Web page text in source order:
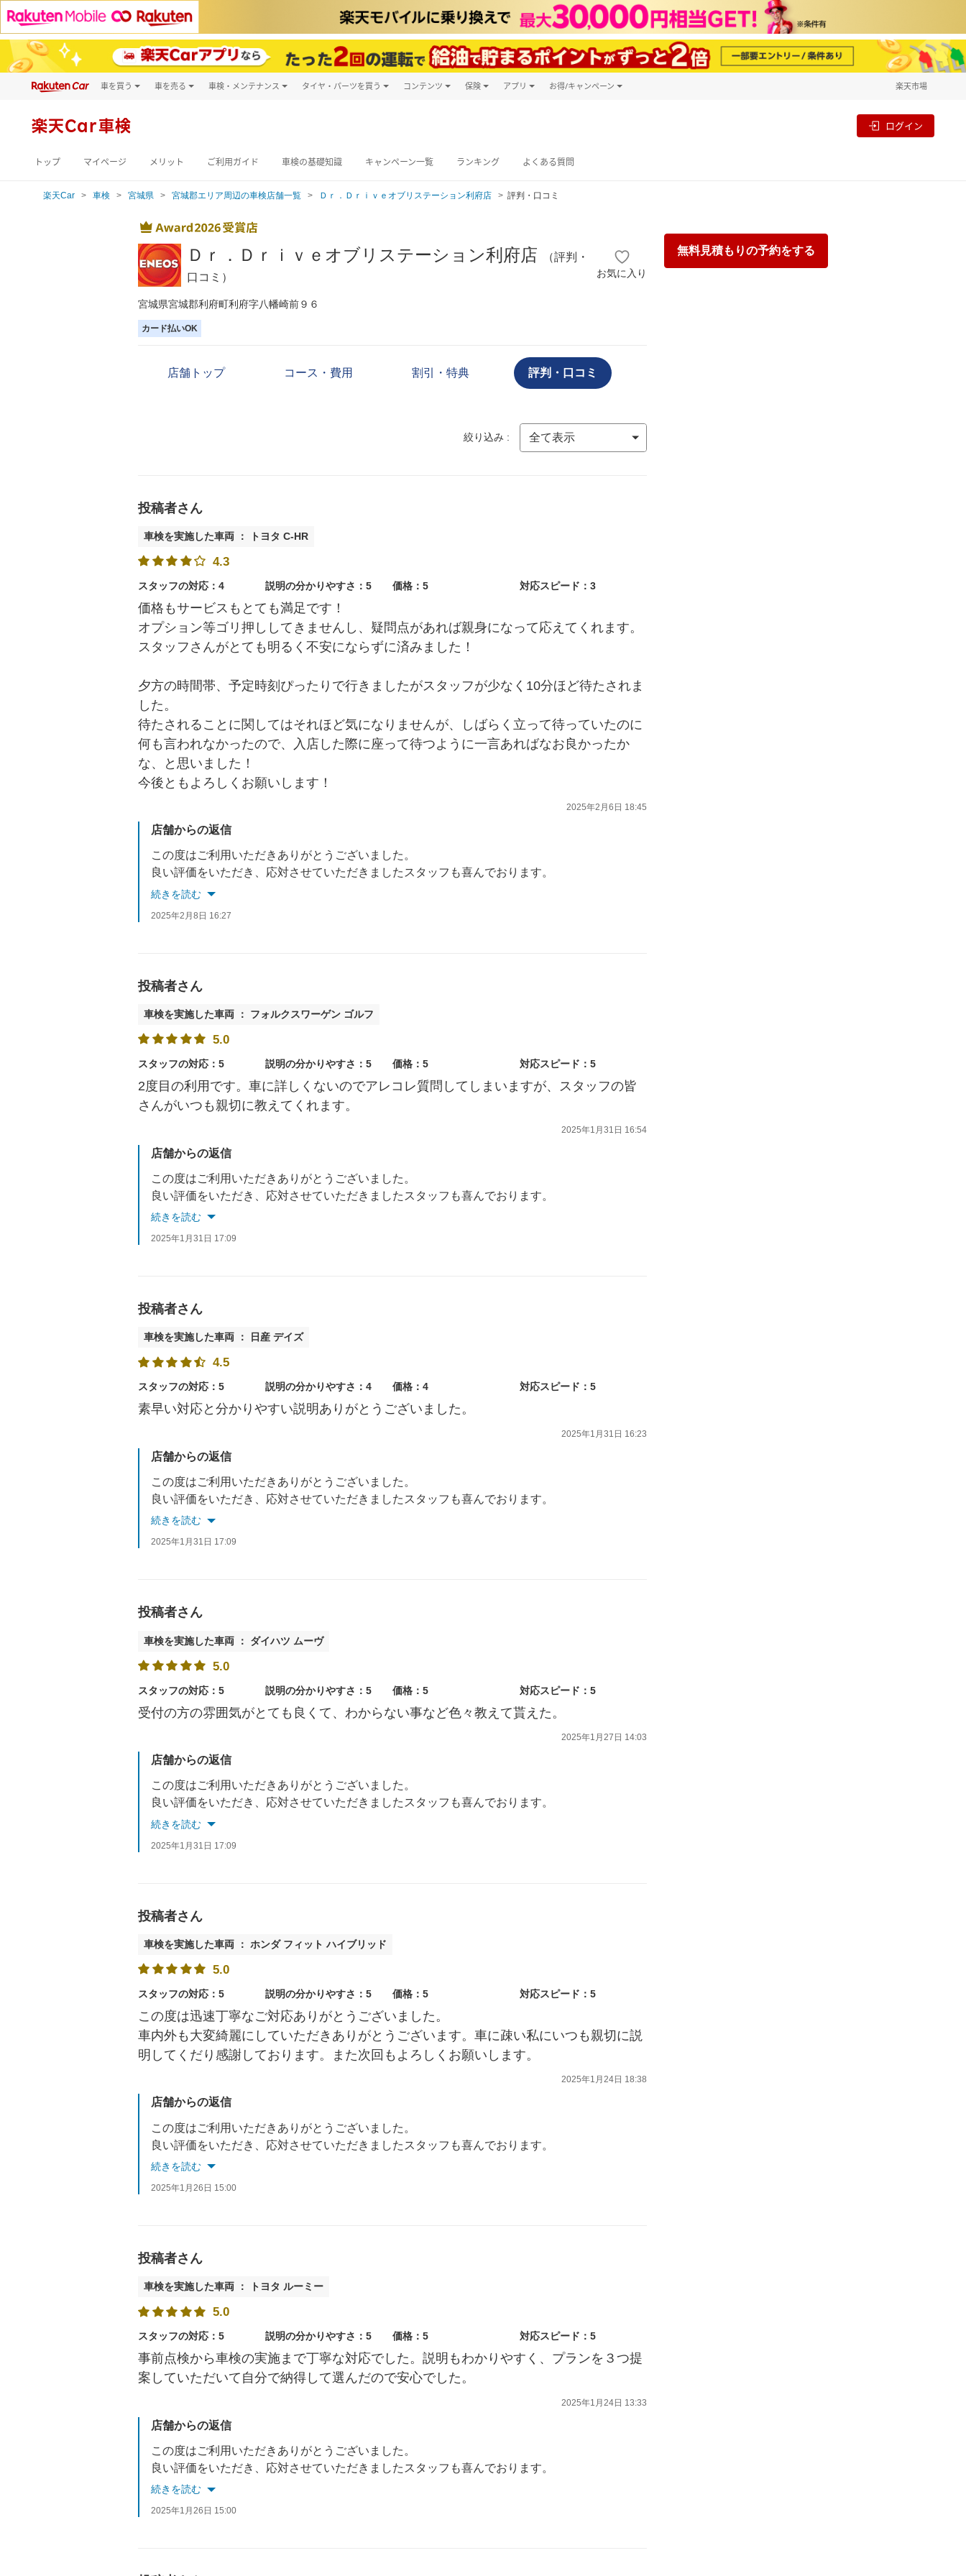
車を買う
新車
車を売る 車検・メンテナンス タイヤ・パーツを買う コンテンツ 保険 アプリ お得/キャンペーン 楽天市場
楽天Car車検 ログイン
トップ マイページ メリット ご利用ガイド 車検の基礎知識 キャンペーン一覧 ランキング よくある質問
楽天Car 車検 宮城県 宮城郡エリア周辺の車検店舗一覧 Ｄｒ．Ｄｒｉｖｅオブリステーション利府店 評判・口コミ
無料見積もりの予約をする
Ｄｒ．Ｄｒｉｖｅオブリステーション利府店
（評判・
口コミ）
お気に入り
宮城県宮城郡利府町利府字八幡崎前９６
カード払いOK
店舗トップ コース・費用 割引・特典 評判・口コミ
絞り込み :
投稿者さん
車検を実施した車両 ： トヨタ C-HR
4.3
スタッフの対応：4 説明の分かりやすさ：5 価格：5 対応スピード：3
価格もサービスもとても満足です！
オプション等ゴリ押ししてきませんし、疑問点があれば親身になって応えてくれます。
スタッフさんがとても明るく不安にならずに済みました！
夕方の時間帯、予定時刻ぴったりで行きましたがスタッフが少なく10分ほど待たされま
した。
待たされることに関してはそれほど気になりませんが、しばらく立って待っていたのに
何も言われなかったので、入店した際に座って待つように一言あればなお良かったか
な、と思いました！
今後ともよろしくお願いします！
2025年2月6日 18:45
店舗からの返信
この度はご利用いただきありがとうございました。
良い評価をいただき、応対させていただきましたスタッフも喜んでおります。
ご来店いただいた際の応対に不備があり、ご不便をおかけいたしました。今後は目配り気配りに気をつけ、さらに良い応対をしていきたいと思います！
またのご利用をお待ちしております。
続きを読む
2025年2月8日 16:27
投稿者さん
車検を実施した車両 ： フォルクスワーゲン ゴルフ
5.0
スタッフの対応：5 説明の分かりやすさ：5 価格：5 対応スピード：5
2度目の利用です。車に詳しくないのでアレコレ質問してしまいますが、スタッフの皆
さんがいつも親切に教えてくれます。
2025年1月31日 16:54
店舗からの返信
この度はご利用いただきありがとうございました。
良い評価をいただき、応対させていただきましたスタッフも喜んでおります。
次回車検まで2年間ございますので、車検や半年毎の点検にかかわらず、なにか気になることなどございましたらいつでもお気軽にご相談ください。
続きを読む
2025年1月31日 17:09
投稿者さん
車検を実施した車両 ： 日産 デイズ
4.5
スタッフの対応：5 説明の分かりやすさ：4 価格：4 対応スピード：5
素早い対応と分かりやすい説明ありがとうございました。
2025年1月31日 16:23
店舗からの返信
この度はご利用いただきありがとうございました。
良い評価をいただき、応対させていただきましたスタッフも喜んでおります。
次回車検まで2年間ございますので、車検や半年毎の点検にかかわらず、なにか気になることなどございましたらいつでもお気軽にご相談ください。
続きを読む
2025年1月31日 17:09
投稿者さん
車検を実施した車両 ： ダイハツ ムーヴ
5.0
スタッフの対応：5 説明の分かりやすさ：5 価格：5 対応スピード：5
受付の方の雰囲気がとても良くて、わからない事など色々教えて貰えた。
2025年1月27日 14:03
店舗からの返信
この度はご利用いただきありがとうございました。
良い評価をいただき、応対させていただきましたスタッフも喜んでおります。
次回車検まで2年間ございますので、車検や半年毎の点検にかかわらず、なにか気になることなどございましたらいつでもお気軽にご相談ください。
続きを読む
2025年1月31日 17:09
投稿者さん
車検を実施した車両 ： ホンダ フィット ハイブリッド
5.0
スタッフの対応：5 説明の分かりやすさ：5 価格：5 対応スピード：5
この度は迅速丁寧なご対応ありがとうございました。
車内外も大変綺麗にしていただきありがとうございます。車に疎い私にいつも親切に説
明してくだり感謝しております。また次回もよろしくお願いします。
2025年1月24日 18:38
店舗からの返信
この度はご利用いただきありがとうございました。
良い評価をいただき、応対させていただきましたスタッフも喜んでおります。
次回車検まで2年間ございますので、車検や半年毎の点検にかかわらず、なにか気になることなどございましたらいつでもお気軽にご相談ください。
続きを読む
2025年1月26日 15:00
投稿者さん
車検を実施した車両 ： トヨタ ルーミー
5.0
スタッフの対応：5 説明の分かりやすさ：5 価格：5 対応スピード：5
事前点検から車検の実施まで丁寧な対応でした。説明もわかりやすく、プランを３つ提
案していただいて自分で納得して選んだので安心でした。
2025年1月24日 13:33
店舗からの返信
この度はご利用いただきありがとうございました。
良い評価をいただき、応対させていただきましたスタッフも喜んでおります。
次回車検まで2年間ございますので、車検や半年毎の点検にかかわらず、なにか気になることなどございましたらいつでもお気軽にご相談ください。
続きを読む
2025年1月26日 15:00